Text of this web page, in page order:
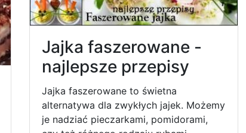
Jajka faszerowane -
najlepsze przepisy
Jajka faszerowane to świetna
alternatywa dla zwykłych jajek. Możemy
je nadziać pieczarkami, pomidorami,